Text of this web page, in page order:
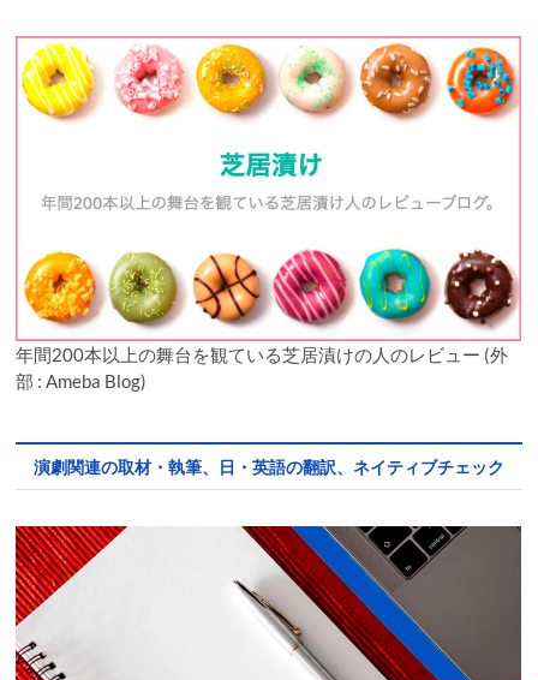
年間200本以上の舞台を観ている芝居漬けの人のレビュー (外
部 : Ameba Blog)
演劇関連の取材・執筆、日・英語の翻訳、ネイティブチェック